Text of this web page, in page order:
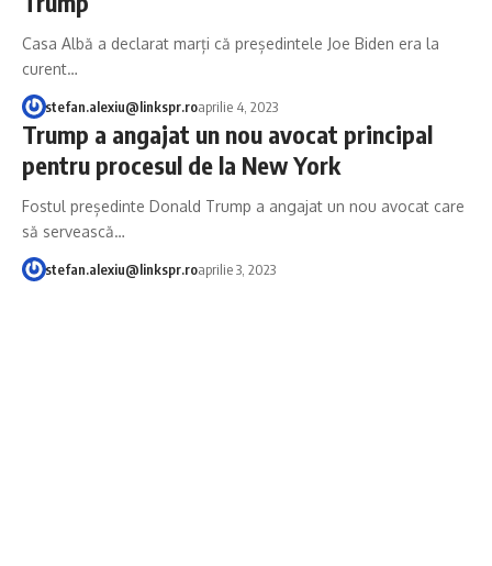
Casa Albă a declarat marți că președintele Joe Biden era la
curent…
stefan.alexiu@linkspr.roaprilie 4, 2023
Trump a angajat un nou avocat principal
pentru procesul de la New York
Fostul președinte Donald Trump a angajat un nou avocat care
să servească…
stefan.alexiu@linkspr.roaprilie 3, 2023